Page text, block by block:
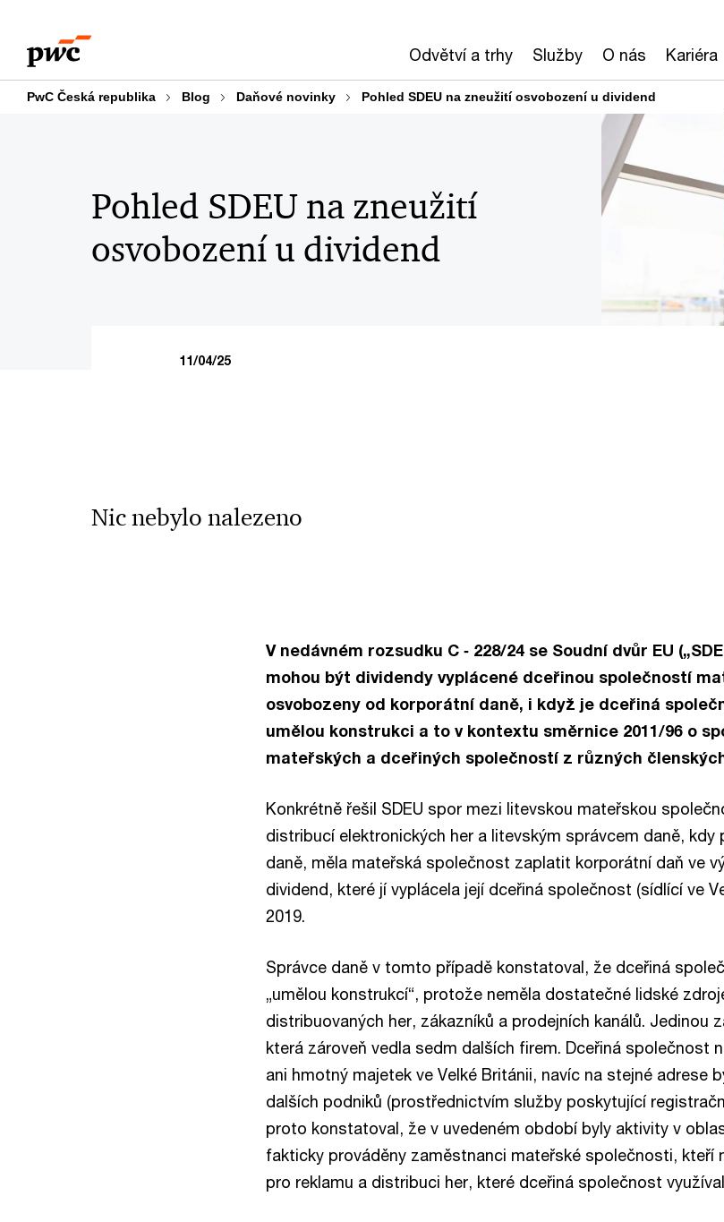
content
footer
Odvětví a trhy Služby O nás Kariéra
PwC Česká republika Blog Daňové novinky Pohled SDEU na zneužití osvobození u dividend
Pohled SDEU na zneužití
osvobození u dividend
11/04/25
Nic nebylo nalezeno
V nedávném rozsudku C ‑ 228/24 se Soudní dvůr EU
mohou být dividendy vyplácené dceřinou společností
osvobozeny od korporátní daně, i když je dceřiná
umělou konstrukci a to v kontextu směrnice 2011/96 o
mateřských a dceřiných společností z různých
Konkrétně řešil SDEU spor mezi litevskou mateřskou
distribucí elektronických her a litevským správcem daně, kdy
daně, měla mateřská společnost zaplatit korporátní daň ve
dividend, které jí vyplácela její dceřiná společnost (sídlící ve
2019.
Správce daně v tomto případě konstatoval, že dceřiná
„umělou konstrukcí“, protože neměla dostatečné lidské
distribuovaných her, zákazníků a prodejních kanálů. Jedinou
která zároveň vedla sedm dalších firem. Dceřiná společnost
ani hmotný majetek ve Velké Británii, navíc na stejné adrese
dalších podniků (prostřednictvím služby poskytující
proto konstatoval, že v uvedeném období byly aktivity v
fakticky prováděny zaměstnanci mateřské společnosti, kteří
pro reklamu a distribuci her, které dceřiná společnost